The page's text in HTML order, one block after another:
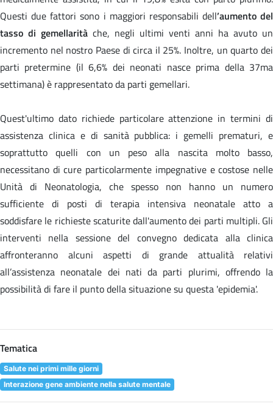
Questi due fattori sono i maggiori responsabili dell’aumento del
tasso di gemellarità che, negli ultimi venti anni ha avuto un
incremento nel nostro Paese di circa il 25%. Inoltre, un quarto dei
parti pretermine (il 6,6% dei neonati nasce prima della 37ma
settimana) è rappresentato da parti gemellari.
Quest'ultimo dato richiede particolare attenzione in termini di
assistenza clinica e di sanità pubblica: i gemelli prematuri, e
soprattutto quelli con un peso alla nascita molto basso,
necessitano di cure particolarmente impegnative e costose nelle
Unità di Neonatologia, che spesso non hanno un numero
sufficiente di posti di terapia intensiva neonatale atto a
soddisfare le richieste scaturite dall'aumento dei parti multipli. Gli
interventi nella sessione del convegno dedicata alla clinica
affronteranno alcuni aspetti di grande attualità relativi
all’assistenza neonatale dei nati da parti plurimi, offrendo la
possibilità di fare il punto della situazione su questa 'epidemia'.
Tematica
Salute nei primi mille giorni
Interazione gene ambiente nella salute mentale